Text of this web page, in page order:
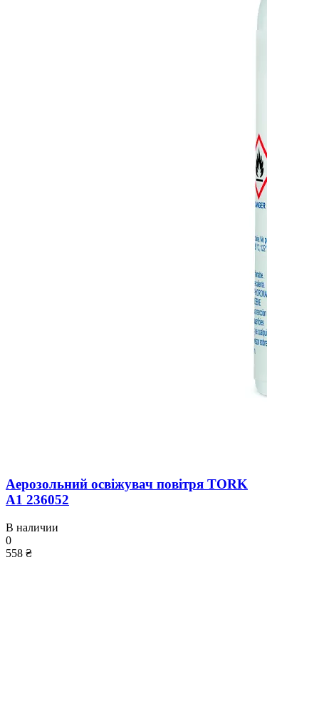
Аерозольний освіжувач повітря TORK
A1 236052
В наличии
0
558 ₴